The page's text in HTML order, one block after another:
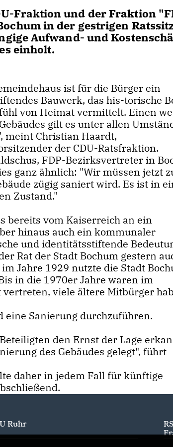
Fraktion und der Fraktion
in der gestrigen
Aufwand- und
einholt.
ist für die Bürger ein
Bauwerk, das his-torische
von Heimat vermittelt. Einen
gilt es unter allen
meint Christian Haardt,
der CDU-Ratsfraktion.
FDP-Bezirksvertreter in
ganz ähnlich: "Wir müssen jetzt
zügig saniert wird. Es ist in
Zustand."
bereits vom Kaiserreich an ein
hinaus auch ein kommunaler
und identitätsstiftende
Rat der Stadt Bochum gestern
Jahre 1929 nutzte die Stadt
in die 1970er Jahre waren im
vertreten, viele ältere Mitbürger
eine Sanierung durchzuführen.
den Ernst der Lage
des Gebäudes gelegt", führt
daher in jedem Fall für künftige
Ruhr